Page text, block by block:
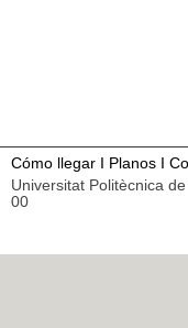
Cómo llegar I Planos I
Universitat Politècnica
00